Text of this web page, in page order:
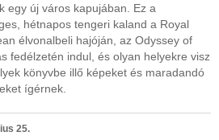
egy új város kapujában. Ez a
hétnapos tengeri kaland a Royal
élvonalbeli hajóján, az Odyssey of
fedélzetén indul, és olyan helyekre visz
könyvbe illő képeket és maradandó
ígérnek.
25.